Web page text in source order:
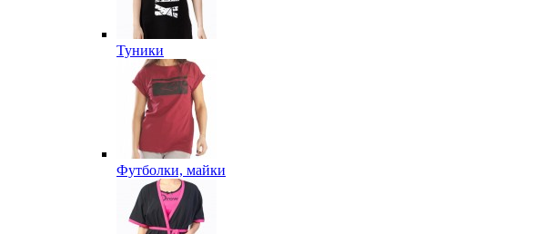
Туники
Футболки, майки